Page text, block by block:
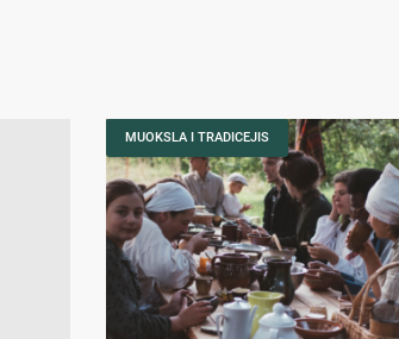
MUOKSLA I TRADICEJIS